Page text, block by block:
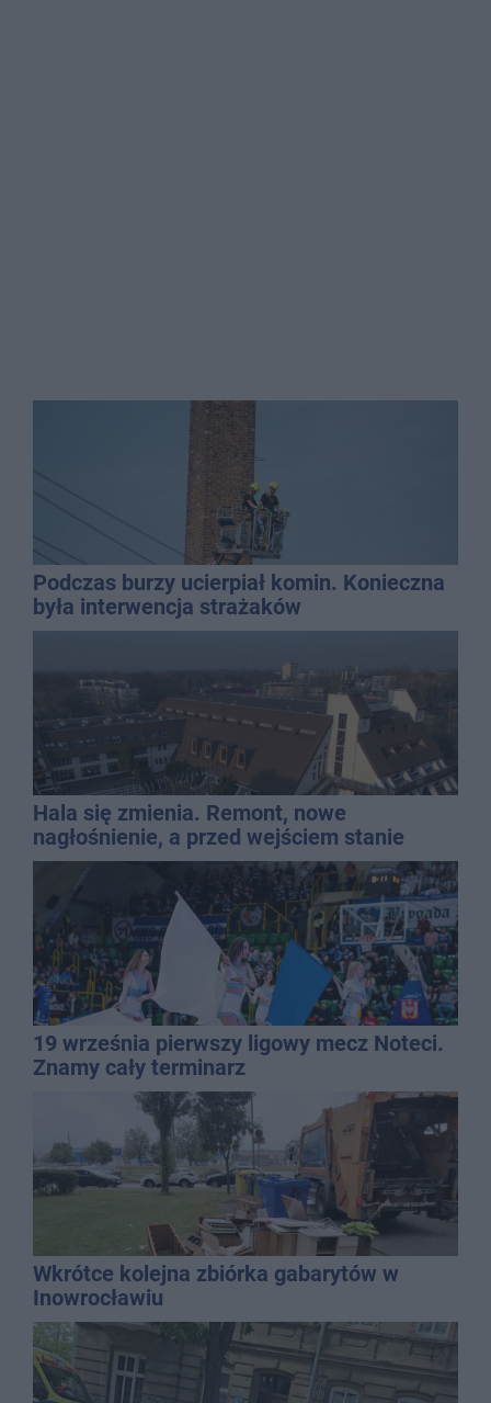
Podczas burzy ucierpiał komin. Konieczna
była interwencja strażaków
Hala się zmienia. Remont, nowe
nagłośnienie, a przed wejściem stanie
QEMETICA ARENA
19 września pierwszy ligowy mecz Noteci.
Znamy cały terminarz
Wkrótce kolejna zbiórka gabarytów w
Inowrocławiu